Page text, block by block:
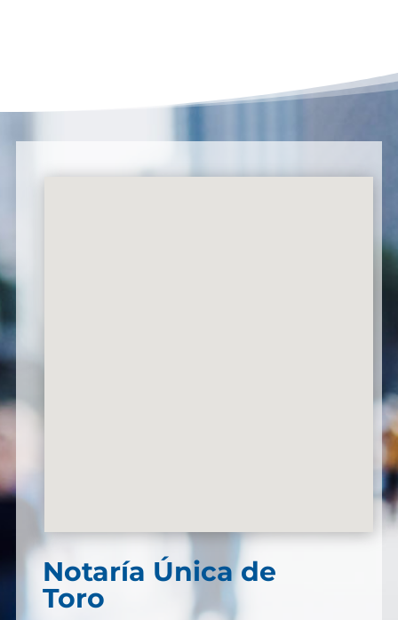
Notaría Única de
Toro